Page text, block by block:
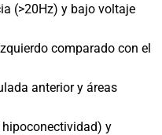
(>20Hz) y bajo voltaje
comparado con el
anterior y áreas
hipoconectividad) y